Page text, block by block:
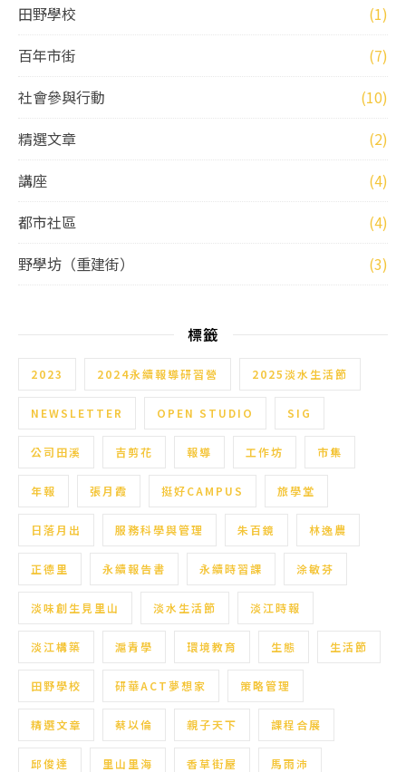
田野學校
(1)
百年市街
(7)
社會參與行動
(10)
精選文章
(2)
講座
(4)
都市社區
(4)
野學坊（重建街）
(3)
標籤
2023 2024永續報導研習營 2025淡水生活節
NEWSLETTER OPEN STUDIO SIG
公司田溪 吉剪花 報導 工作坊 市集
年報 張月霞 挺好CAMPUS 旅學堂
日落月出 服務科學與管理 朱百鏡 林逸農
正德里 永續報告書 永續時習課 涂敏芬
淡味創生見里山 淡水生活節 淡江時報
淡江構築 滬青學 環境教育 生態 生活節
田野學校 研華ACT夢想家 策略管理
精選文章 蔡以倫 親子天下 課程合展
邱俊達 里山里海 香草街屋 馬雨沛